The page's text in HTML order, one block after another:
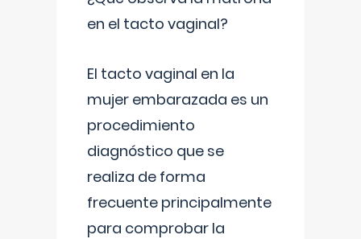
en el tacto vaginal?
El tacto vaginal en la
mujer embarazada es un
procedimiento
diagnóstico que se
realiza de forma
frecuente principalmente
para comprobar la